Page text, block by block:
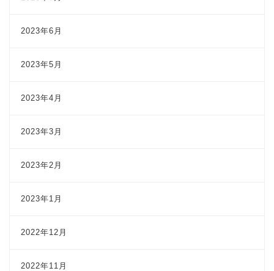
2023年6月
2023年5月
2023年4月
2023年3月
2023年2月
2023年1月
2022年12月
2022年11月